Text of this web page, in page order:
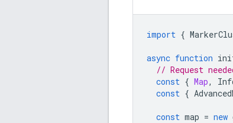
import {
async function
// Request
const { Map,
const {
const map = new